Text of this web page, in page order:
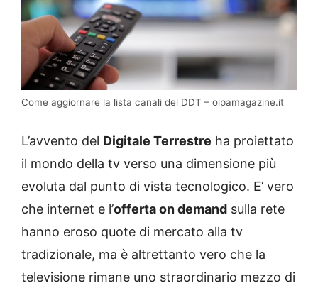
Come aggiornare la lista canali del DDT – oipamagazine.it
L’avvento del Digitale Terrestre ha proiettato
il mondo della tv verso una dimensione più
evoluta dal punto di vista tecnologico. E’ vero
che internet e l’offerta on demand sulla rete
hanno eroso quote di mercato alla tv
tradizionale, ma è altrettanto vero che la
televisione rimane uno straordinario mezzo di